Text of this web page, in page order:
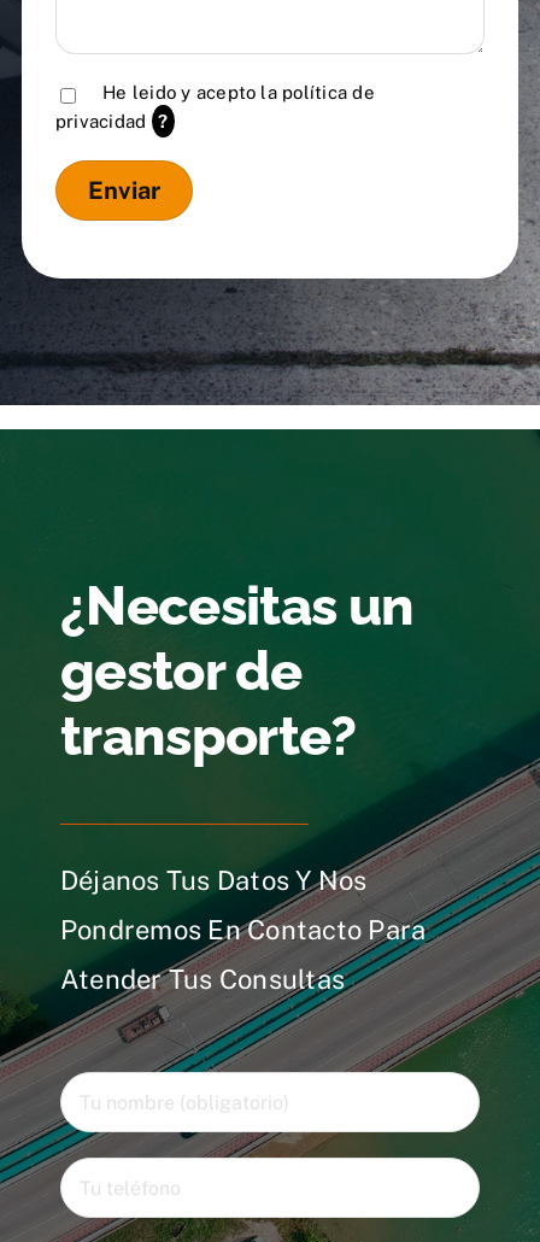
He leido y acepto la política de
privacidad
?
¿Necesitas un
gestor de
transporte?
Déjanos Tus Datos Y Nos
Pondremos En Contacto Para
Atender Tus Consultas